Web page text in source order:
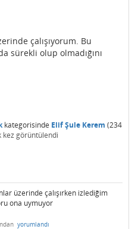
çalışıyorum. Bu
sürekli olup olmadığını
kategorisinde Elif Şule Kerem (234
kez görüntülendi
üzerinde çalışırken izlediğim
ona uymuyor
yorumlandı